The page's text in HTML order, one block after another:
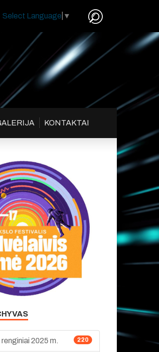
Select Language ▼
KONTAKTAI
220
2025 m.